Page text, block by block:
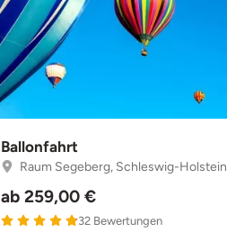
Ballonfahrt
Raum Segeberg, Schleswig-Holstein
ab 259,00 €
4.9 von 5
32 Bewertungen